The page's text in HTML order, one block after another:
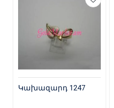
Կախազարդ 1247